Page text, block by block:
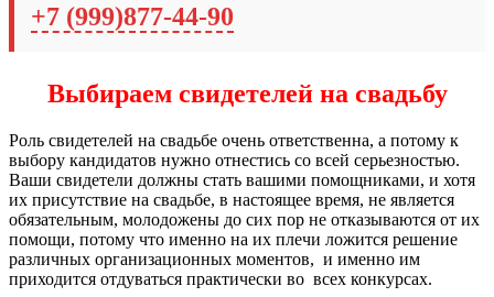
+7 (999)877-44-90
Выбираем свидетелей на свадьбу
Роль свидетелей на свадьбе очень ответственна, а потому к
выбору кандидатов нужно отнестись со всей серьезностью.
Ваши свидетели должны стать вашими помощниками, и хотя
их присутствие на свадьбе, в настоящее время, не является
обязательным, молодожены до сих пор не отказываются от их
помощи, потому что именно на их плечи ложится решение
различных организационных моментов, и именно им
приходится отдуваться практически во всех конкурсах.